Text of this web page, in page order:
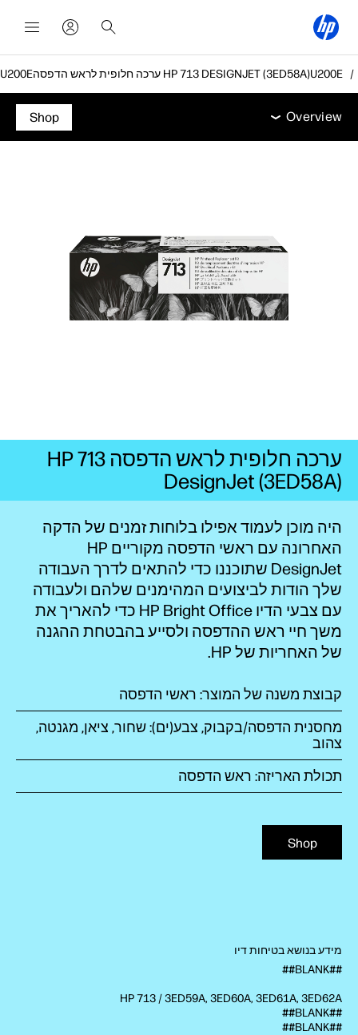
ערכה חלופית לראש הדפסה HP 713 DESIGNJET (3ED58A)
Overview
תמיכה
Overview
Shop
היה מוכן לעמוד אפילו בלוחות זמנים של הדקה
האחרונה עם ראשי הדפסה מקוריים HP
DesignJet שתוכננו כדי להתאים לדרך העבודה
שלך הודות לביצועים המהימנים שלהם ולעבודה
עם צבעי הדיו HP Bright Office כדי להאריך את
משך חיי ראש ההדפסה ולסייע בהבטחת ההגנה
של האחריות של HP.
קבוצת משנה של המוצר: ראשי הדפסה
מחסנית הדפסה/בקבוק, צבע(ים): שחור, ציאן, מגנטה,
צהוב
תכולת האריזה: ראש הדפסה
Shop
ערכה חלופית לראש הדפסה HP 713
DesignJet (3ED58A)
מידע בנושא בטיחות דיו
##BLANK##
HP 713 / 3ED59A, 3ED60A, 3ED61A, 3ED62A
##BLANK##
##BLANK##